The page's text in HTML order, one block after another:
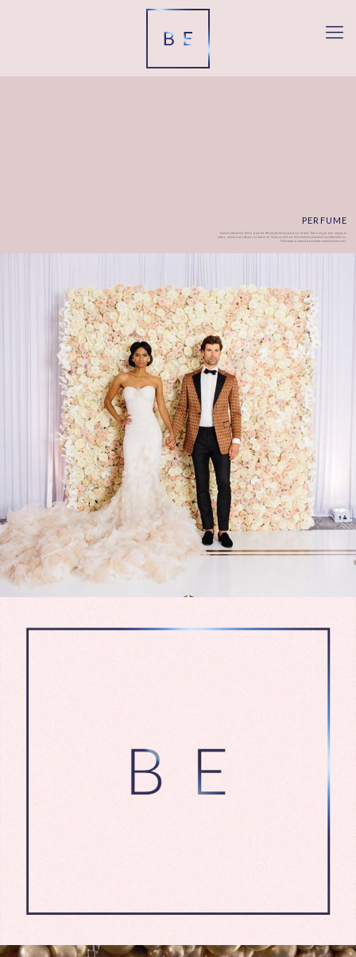
PERFUME
Dolor euismod sed. Duis a lacus nisi. Mauris placerat quis quam ac lacinia. Etiam magna sem, congue at
justo a, rutrum amet. Aenean et ornare mi. Sed quis velit non felis tincidunt consectetur nec bibendum ex.
Pellentesque tortor lacus molestie condimentum amet.